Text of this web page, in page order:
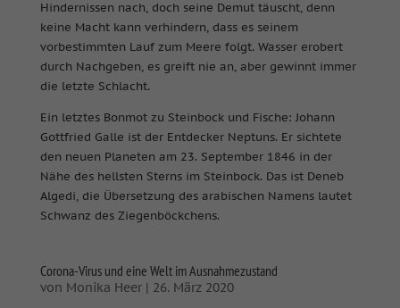
Hindernissen nach, doch seine Demut täuscht, denn
keine Macht kann verhindern, dass es seinem
vorbestimmten Lauf zum Meere folgt. Wasser erobert
durch Nachgeben, es greift nie an, aber gewinnt immer
die letzte Schlacht.
Ein letztes Bonmot zu Steinbock und Fische: Johann
Gottfried Galle ist der Entdecker Neptuns. Er sichtete
den neuen Planeten am 23. September 1846 in der
Nähe des hellsten Sterns im Steinbock. Das ist Deneb
Algedi, die Übersetzung des arabischen Namens lautet
Schwanz des Ziegenböckchens.
Corona-Virus und eine Welt im Ausnahmezustand
von Monika Heer| 26. März 2020